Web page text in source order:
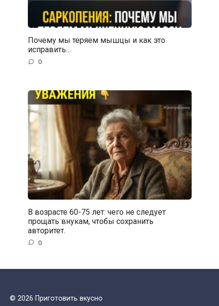
Почему мы теряем мышцы и как это
исправить…
0
В возрасте 60-75 лет: чего не следует
прощать внукам, чтобы сохранить
авторитет.
0
© 2026 Приготовить вкусно